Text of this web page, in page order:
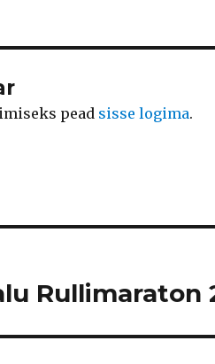
pead sisse logima.
Rullimaraton